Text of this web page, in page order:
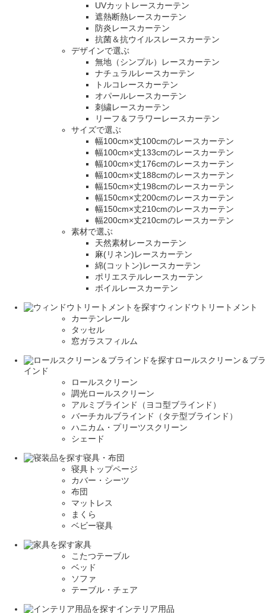
UVカットレースカーテン
遮熱断熱レースカーテン
防炎レースカーテン
抗菌＆抗ウイルスレースカーテン
デザインで選ぶ
無地（シンプル）レースカーテン
ナチュラルレースカーテン
トルコレースカーテン
オパールレースカーテン
刺繍レースカーテン
リーフ＆フラワーレースカーテン
サイズで選ぶ
幅100cm×丈100cmのレースカーテン
幅100cm×丈133cmのレースカーテン
幅100cm×丈176cmのレースカーテン
幅100cm×丈188cmのレースカーテン
幅150cm×丈198cmのレースカーテン
幅150cm×丈200cmのレースカーテン
幅150cm×丈210cmのレースカーテン
幅200cm×丈210cmのレースカーテン
素材で選ぶ
天然素材レースカーテン
麻(リネン)レースカーテン
綿(コットン)レースカーテン
ポリエステルレースカーテン
ボイルレースカーテン
ウィンドウトリートメント
カーテンレール
タッセル
窓ガラスフィルム
ロールスクリーン＆ブラ
インド
ロールスクリーン
調光ロールスクリーン
アルミブラインド（ヨコ型ブラインド）
バーチカルブラインド（タテ型ブラインド）
ハニカム・プリーツスクリーン
シェード
寝具・布団
寝具トップページ
カバー・シーツ
布団
マットレス
まくら
ベビー寝具
家具
こたつテーブル
ベッド
ソファ
テーブル・チェア
インテリア用品